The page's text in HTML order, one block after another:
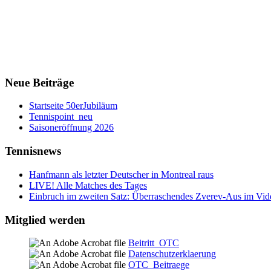
Neue Beiträge
Startseite 50erJubiläum
Tennispoint_neu
Saisoneröffnung 2026
Tennisnews
Hanfmann als letzter Deutscher in Montreal raus
LIVE! Alle Matches des Tages
Einbruch im zweiten Satz: Überraschendes Zverev-Aus im
Mitglied werden
Beitritt_OTC
Datenschutzerklaerung
OTC_Beitraege